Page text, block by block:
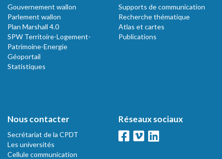
Gouvernement wallon
Parlement wallon
Plan Marshall 4.0
SPW Territoire-Logement-
Patrimoine-Energie
Géoportail
Statistiques
Supports de communication
Recherche thématique
Atlas et cartes
Publications
Nous contacter
Secrétariat de la CPDT
Les universités
Cellule communication
Réseaux sociaux